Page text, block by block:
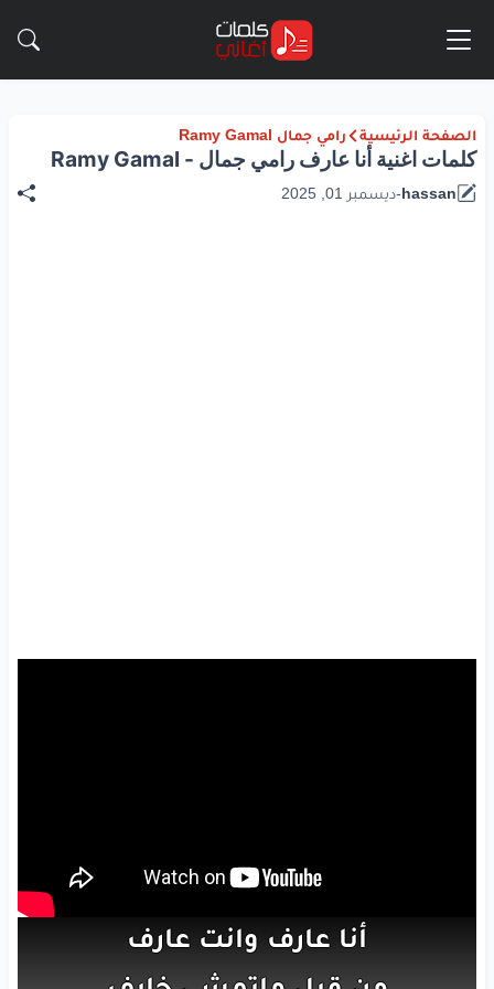
الصفحة الرئيسية رامي جمال Ramy Gamal
كلمات اغنية أنا عارف رامي جمال - Ramy Gamal
hassan
-ديسمبر 01, 2025
أنا عارف وانت عارف